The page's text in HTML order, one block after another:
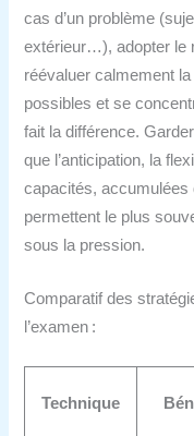
cas d’un problème
extérieur…), adopter le
réévaluer calmement
possibles et se
fait la différence.
que l’anticipation, la
capacités,
permettent le plus
sous la pression.
Comparatif des
l’examen :
Technique